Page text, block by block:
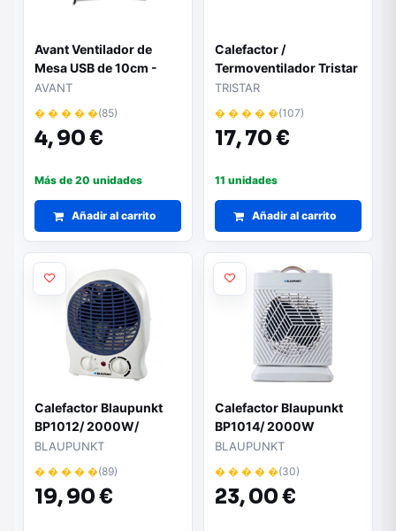
Avant Ventilador de
Mesa USB de 10cm -
Cable 1m - Color Negro
AVANT
� � � � �(85)
4,90 €
Más de 20 unidades
Añadir al carrito
Calefactor /
Termoventilador Tristar
KA-5191/ 2000W/
Termostato Regulable
TRISTAR
� � � � �(107)
17,70 €
11 unidades
Añadir al carrito
Calefactor Blaupunkt
BP1012/ 2000W/
Termostato Regulable
BLAUPUNKT
� � � � �(89)
19,90 €
Calefactor Blaupunkt
BP1014/ 2000W
BLAUPUNKT
� � � � �(30)
23,00 €